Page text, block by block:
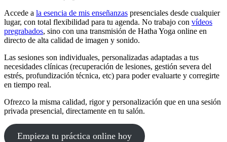
Accede a la esencia de mis enseñanzas presenciales desde cualquier
lugar, con total flexibilidad para tu agenda. No trabajo con vídeos
pregrabados, sino con una transmisión de Hatha Yoga online en
directo de alta calidad de imagen y sonido.
Las sesiones son individuales, personalizadas adaptadas a tus
necesidades clínicas (recuperación de lesiones, gestión severa del
estrés, profundización técnica, etc) para poder evaluarte y corregirte
en tiempo real.
Ofrezco la misma calidad, rigor y personalización que en una sesión
privada presencial, directamente en tu salón.
Empieza tu práctica online hoy